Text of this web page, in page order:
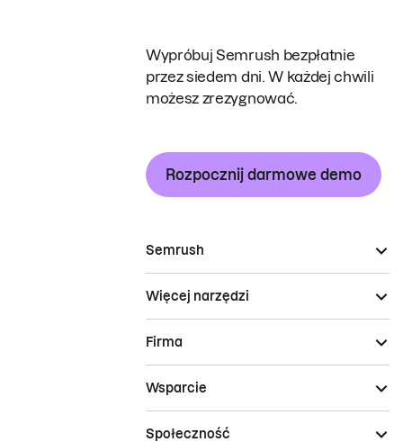
Wypróbuj Semrush bezpłatnie
przez siedem dni. W każdej chwili
możesz zrezygnować.
Rozpocznij darmowe demo
Semrush
Więcej narzędzi
Firma
Wsparcie
Społeczność